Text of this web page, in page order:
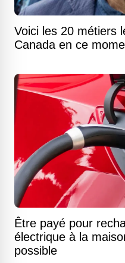
Voici les 20 métiers
Canada en ce
Être payé pour
électrique à la
possible